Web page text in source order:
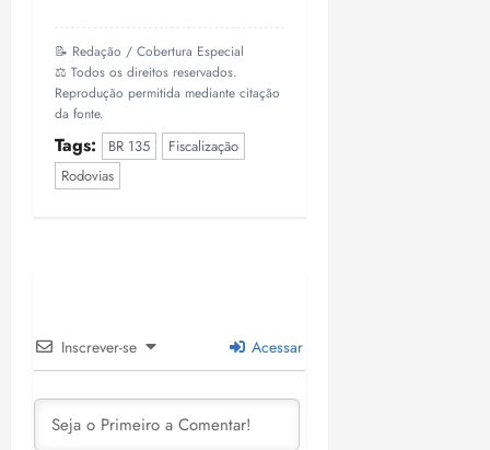
📝 Redação / Cobertura Especial
⚖️ Todos os direitos reservados.
Reprodução permitida mediante citação
da fonte.
Tags: BR 135
Fiscalização
Rodovias
Inscrever-se Acessar